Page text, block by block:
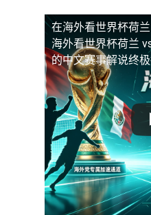
在海外看世界杯荷
海外看世界杯荷兰
的中文赛事解说终